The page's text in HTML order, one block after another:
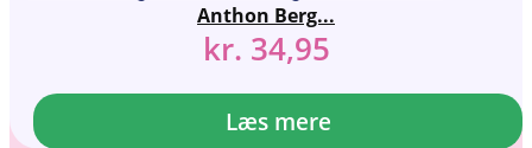
Anthon Berg...
kr. 34,95
Læs mere